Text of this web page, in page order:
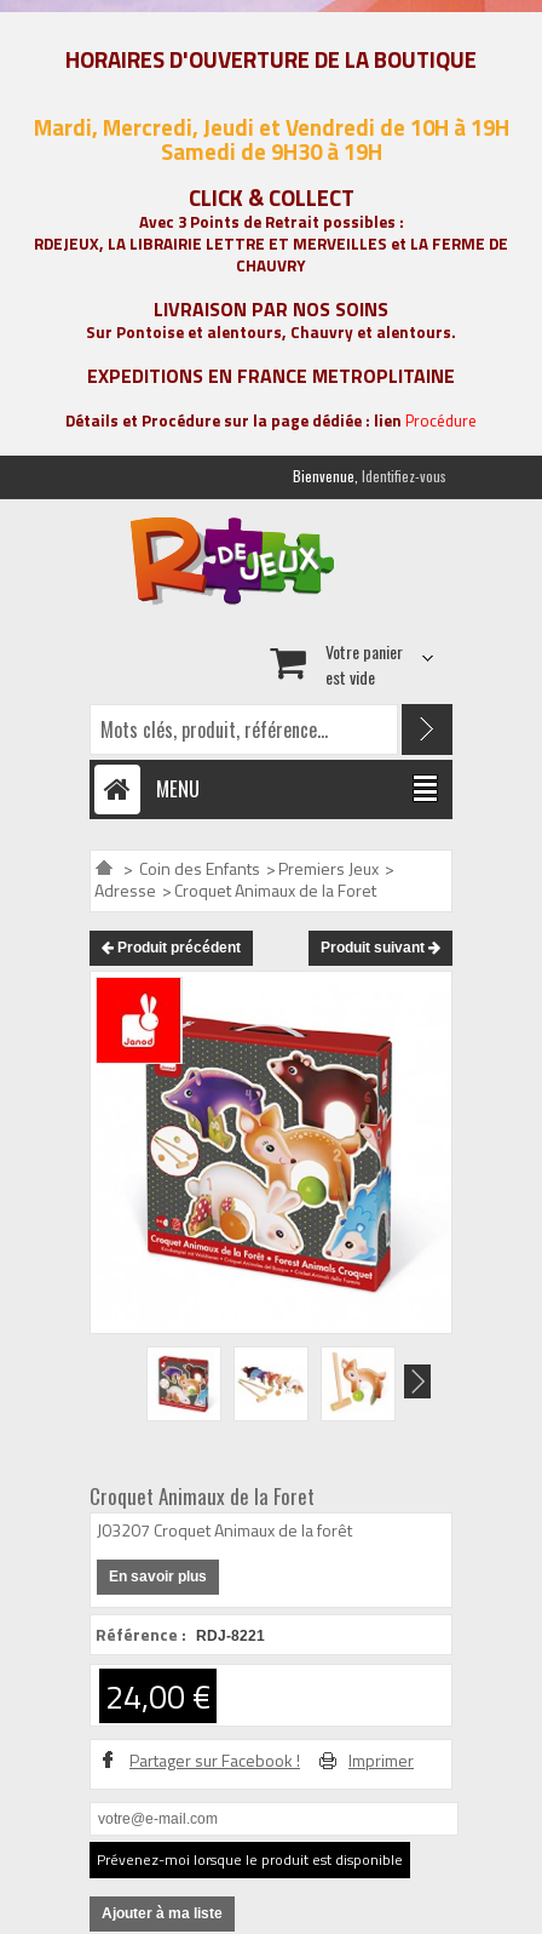
HORAIRES D'OUVERTURE DE LA BOUTIQUE
Mardi, Mercredi, Jeudi et Vendredi de 10H à 19H
Samedi de 9H30 à 19H
CLICK & COLLECT
Avec 3 Points de Retrait possibles :
RDEJEUX, LA LIBRAIRIE LETTRE ET MERVEILLES et LA FERME DE
CHAUVRY
LIVRAISON PAR NOS SOINS
Sur Pontoise et alentours, Chauvry et alentours.
EXPEDITIONS EN FRANCE METROPLITAINE
Détails et Procédure sur la page dédiée : lien Procédure
Bienvenue, Identifiez-vous
Votre panier
est vide
MENU
> Coin des Enfants >Premiers Jeux >
Adresse >Croquet Animaux de la Foret
Produit précédent Produit suivant
Croquet Animaux de la Foret
J03207 Croquet Animaux de la forêt
En savoir plus
Référence : RDJ-8221
24,00 €
Partager sur Facebook ! Imprimer
Prévenez-moi lorsque le produit est disponible
Ajouter à ma liste